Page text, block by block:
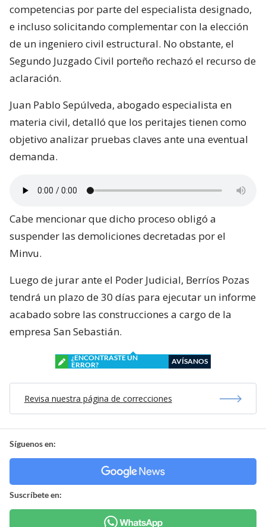
competencias por parte del especialista designado,
e incluso solicitando complementar con la elección
de un ingeniero civil estructural. No obstante, el
Segundo Juzgado Civil porteño rechazó el recurso de
aclaración.
Juan Pablo Sepúlveda, abogado especialista en
materia civil, detalló que los peritajes tienen como
objetivo analizar pruebas claves ante una eventual
demanda.
Cabe mencionar que dicho proceso obligó a
suspender las demoliciones decretadas por el
Minvu.
Luego de jurar ante el Poder Judicial, Berríos Pozas
tendrá un plazo de 30 días para ejecutar un informe
acabado sobre las construcciones a cargo de la
empresa San Sebastián.
¿ENCONTRASTE UN
ERROR?
AVÍSANOS
Revisa nuestra página de correcciones
Síguenos en:
Suscríbete en: